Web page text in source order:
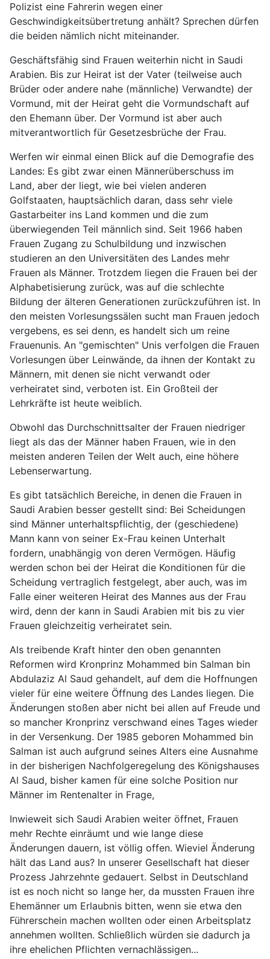
Polizist eine Fahrerin wegen einer
Geschwindigkeitsübertretung anhält? Sprechen dürfen
die beiden nämlich nicht miteinander.
Geschäftsfähig sind Frauen weiterhin nicht in Saudi
Arabien. Bis zur Heirat ist der Vater (teilweise auch
Brüder oder andere nahe (männliche) Verwandte) der
Vormund, mit der Heirat geht die Vormundschaft auf
den Ehemann über. Der Vormund ist aber auch
mitverantwortlich für Gesetzesbrüche der Frau.
Werfen wir einmal einen Blick auf die Demografie des
Landes: Es gibt zwar einen Männerüberschuss im
Land, aber der liegt, wie bei vielen anderen
Golfstaaten, hauptsächlich daran, dass sehr viele
Gastarbeiter ins Land kommen und die zum
überwiegenden Teil männlich sind. Seit 1966 haben
Frauen Zugang zu Schulbildung und inzwischen
studieren an den Universitäten des Landes mehr
Frauen als Männer. Trotzdem liegen die Frauen bei der
Alphabetisierung zurück, was auf die schlechte
Bildung der älteren Generationen zurückzuführen ist. In
den meisten Vorlesungssälen sucht man Frauen jedoch
vergebens, es sei denn, es handelt sich um reine
Frauenunis. An "gemischten" Unis verfolgen die Frauen
Vorlesungen über Leinwände, da ihnen der Kontakt zu
Männern, mit denen sie nicht verwandt oder
verheiratet sind, verboten ist. Ein Großteil der
Lehrkräfte ist heute weiblich.
Obwohl das Durchschnittsalter der Frauen niedriger
liegt als das der Männer haben Frauen, wie in den
meisten anderen Teilen der Welt auch, eine höhere
Lebenserwartung.
Es gibt tatsächlich Bereiche, in denen die Frauen in
Saudi Arabien besser gestellt sind: Bei Scheidungen
sind Männer unterhaltspflichtig, der (geschiedene)
Mann kann von seiner Ex-Frau keinen Unterhalt
fordern, unabhängig von deren Vermögen. Häufig
werden schon bei der Heirat die Konditionen für die
Scheidung vertraglich festgelegt, aber auch, was im
Falle einer weiteren Heirat des Mannes aus der Frau
wird, denn der kann in Saudi Arabien mit bis zu vier
Frauen gleichzeitig verheiratet sein.
Als treibende Kraft hinter den oben genannten
Reformen wird Kronprinz Mohammed bin Salman bin
Abdulaziz Al Saud gehandelt, auf dem die Hoffnungen
vieler für eine weitere Öffnung des Landes liegen. Die
Änderungen stoßen aber nicht bei allen auf Freude und
so mancher Kronprinz verschwand eines Tages wieder
in der Versenkung. Der 1985 geboren Mohammed bin
Salman ist auch aufgrund seines Alters eine Ausnahme
in der bisherigen Nachfolgeregelung des Königshauses
Al Saud, bisher kamen für eine solche Position nur
Männer im Rentenalter in Frage,
Inwieweit sich Saudi Arabien weiter öffnet, Frauen
mehr Rechte einräumt und wie lange diese
Änderungen dauern, ist völlig offen. Wieviel Änderung
hält das Land aus? In unserer Gesellschaft hat dieser
Prozess Jahrzehnte gedauert. Selbst in Deutschland
ist es noch nicht so lange her, da mussten Frauen ihre
Ehemänner um Erlaubnis bitten, wenn sie etwa den
Führerschein machen wollten oder einen Arbeitsplatz
annehmen wollten. Schließlich würden sie dadurch ja
ihre ehelichen Pflichten vernachlässigen...